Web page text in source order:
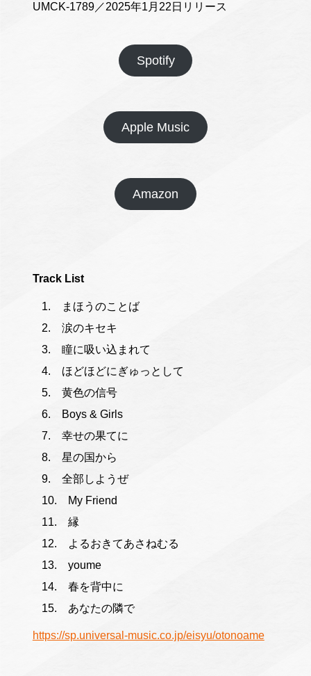
UMCK-1789／2025年1月22日リリース
Spotify
Apple Music
Amazon
Track List
まほうのことば
涙のキセキ
瞳に吸い込まれて
ほどほどにぎゅっとして
黄色の信号
Boys & Girls
幸せの果てに
星の国から
全部しようぜ
My Friend
縁
よるおきてあさねむる
youme
春を背中に
あなたの隣で
https://sp.universal-music.co.jp/eisyu/otonoame